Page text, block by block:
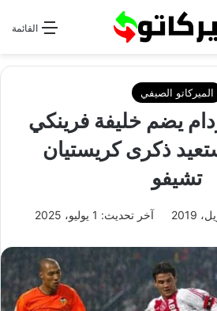
القائمة
الميركاتو الصيفي
يضم خليفة فرينكي
ذكرى كريستيان
تشيفو
آخر تحديث: 1 يوليو، 2025